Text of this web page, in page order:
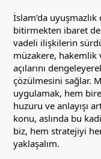
İslam’da
bitirmekten ibaret
vadeli ilişkilerin
müzakere, hakemlik
açılarını
çözülmesini sağlar.
uygulamak, hem
huzuru ve anlayışı
konu, aslında bu
biz, hem stratejiyi
yaklaşalım.